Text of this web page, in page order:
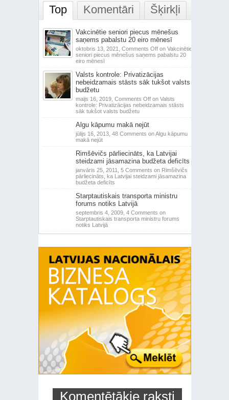
Top Komentāri Šķirkļi
Vakcinētie seniori piecus mēnešus
saņems pabalstu 20 eiro mēnesī
oktobris 13, 2021, Comments Offon Vakcinētie
seniori piecus mēnešus saņems pabalstu 20
eiro mēnesī
Valsts kontrole: Privatizācijas
nebeidzamais stāsts sāk tukšot valsts
budžetu
maijs 16, 2019, Comments Offon Valsts
kontrole: Privatizācijas nebeidzamais stāsts
sāk tukšot valsts budžetu
Algu kāpumu makā nejūt
jūlijs 16, 2013, 48 Comments on Algu kāpumu
makā nejūt
Rimšēvičs pārliecināts, ka Latvijai
steidzami jāsamazina budžeta deficīts
janvāris 25, 2011, 5 Comments on Rimšēvičs
pārliecināts, ka Latvijai steidzami jāsamazina
budžeta deficīts
Starptautiskais transporta ministru
forums notiks Latvijā
septembris 4, 2009, 4 Comments on
Starptautiskais transporta ministru forums
notiks Latvijā
Komentētākie raksti